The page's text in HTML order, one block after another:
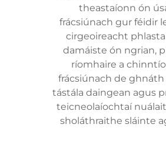
theastaíonn ón
frácsiúnach gur féidir
cirgeoireacht
damáiste ón ngrian,
ríomhaire a
frácsiúnach de
tástála daingean agus
teicneolaíochtaí
sholáthraithe sláinte